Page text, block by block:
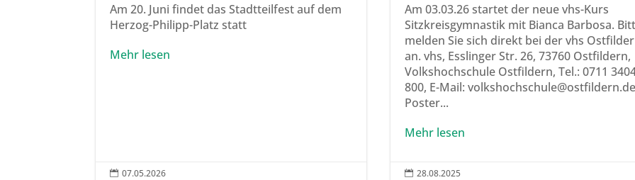
Am 20. Juni findet das Stadtteilfest auf dem
Herzog-Philipp-Platz statt
Mehr lesen
 07.05.2026
Am 03.03.26 startet der neue vhs-Kurs
Sitzkreisgymnastik mit Bianca Barbosa.
melden Sie sich direkt bei der vhs
an. vhs, Esslinger Str. 26, 73760 Ostfildern,
Volkshochschule Ostfildern, Tel.: 0711
800, E-Mail: volkshochschule@ostfildern.de
Poster...
Mehr lesen
 28.08.2025